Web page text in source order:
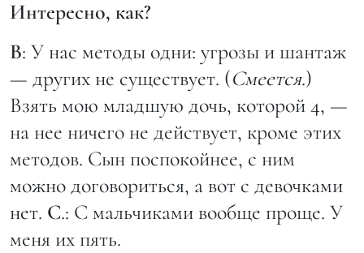
Интересно, как?
В: У нас методы одни: угрозы и шантаж
— других не существует. (Смеется.)
Взять мою младшую дочь, которой 4, —
на нее ничего не действует, кроме этих
методов. Сын поспокойнее, с ним
можно договориться, а вот с девочками
нет. С.: С мальчиками вообще проще. У
меня их пять.